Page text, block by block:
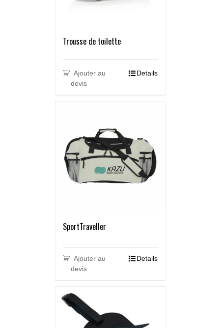
Trousse de toilette
Ajouter au
devis
Details
SportTraveller
Ajouter au
devis
Details